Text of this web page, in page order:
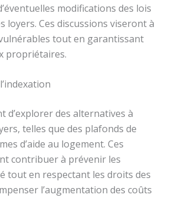
modifications des lois
loyers. Ces discussions viseront à
tout en garantissant
propriétaires.
d’explorer des alternatives à
telles que des plafonds de
d’aide au logement. Ces
contribuer à prévenir les
tout en respectant les droits des
l’augmentation des coûts